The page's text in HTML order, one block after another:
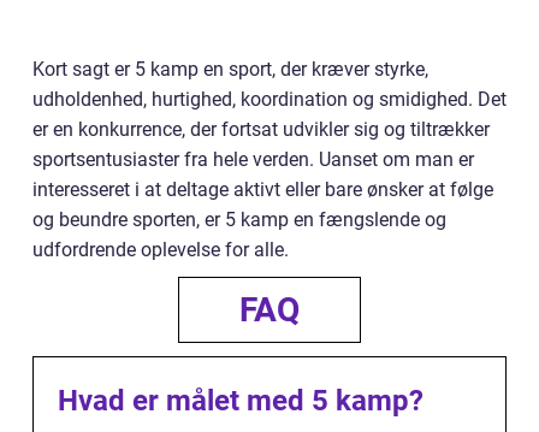
Kort sagt er 5 kamp en sport, der kræver styrke,
udholdenhed, hurtighed, koordination og smidighed. Det
er en konkurrence, der fortsat udvikler sig og tiltrækker
sportsentusiaster fra hele verden. Uanset om man er
interesseret i at deltage aktivt eller bare ønsker at følge
og beundre sporten, er 5 kamp en fængslende og
udfordrende oplevelse for alle.
FAQ
Hvad er målet med 5 kamp?